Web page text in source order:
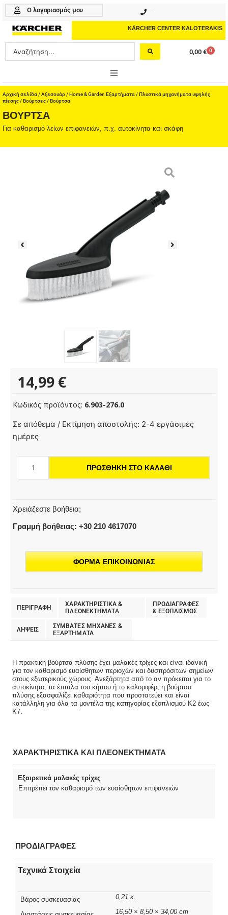
Μετάβαση
περιεχόμενο
Ο λογαριασμός μου
KÄRCHER CENTER KALOTERAKIS
Search
...
0,00 € 0
Cart
ONLINE SHOP
HOME & GARDEN
Αρχική σελίδα /Αξεσουάρ/Home & Garden Εξαρτήματα /Πλυστικά μηχανήματα υψηλής
πίεσης/Βούρτσες/ Βούρτσα
ΒΟΎΡΤΣΑ
Για καθαρισμό λείων επιφανειών, π.χ. αυτοκίνητα και σκάφη
14,99 €
Κωδικός προϊόντος: 6.903-276.0
Σε απόθεμα / Εκτίμηση αποστολής: 2-4 εργάσιμες
ημέρες
Βούρτσα
ποσότητα
ΠΡΟΣΘΉΚΗ ΣΤΟ ΚΑΛΆΘΙ
Χρειάζεστε βοήθεια;
Γραμμή βοήθειας: +30 210 4617070
ΦΟΡΜΑ ΕΠΙΚΟΙΝΩΝΙΑΣ
ΠΕΡΙΓΡΑΦΗ
ΧΑΡΑΚΤΗΡΙΣΤΙΚΑ &
ΠΛΕΟΝΕΚΤΗΜΑΤΑ
ΠΡΟΔΙΑΓΡΑΦΕΣ
& EΞΟΠΛΙΣΜΟΣ
ΛΗΨΕΙΣ
ΣΥΜΒΑΤΕΣ ΜΗΧΑΝΕΣ &
ΕΞΑΡΤΗΜΑΤΑ
Η πρακτική βούρτσα πλύσης έχει μαλακές τρίχες και είναι ιδανική
για τον καθαρισμό ευαίσθητων περιοχών και δυσπρόσιτων σημείων
στους εξωτερικούς χώρους. Ανεξάρτητα από το αν πρόκειται για το
αυτοκίνητο, τα έπιπλα του κήπου ή το καλοριφέρ, η βούρτσα
πλύσης εξασφαλίζει καθαριότητα που προστατεύει και είναι
κατάλληλη για όλα τα μοντέλα της κατηγορίας εξοπλισμού K2 έως
K7.
ΧΑΡΑΚΤΗΡΙΣΤΙΚΑ ΚΑΙ ΠΛΕΟΝΕΚΤΗΜΑΤΑ
Εξαιρετικά μαλακές τρίχες
Επιτρέπει τον καθαρισμό των ευαίσθητων επιφανειών
ΠΡΟΔΙΑΓΡΑΦΕΣ
Τεχνικά Στοιχεία
Βάρος συσκευασίας 0,21 κ.
16,50 × 8,50 × 34,00 cm